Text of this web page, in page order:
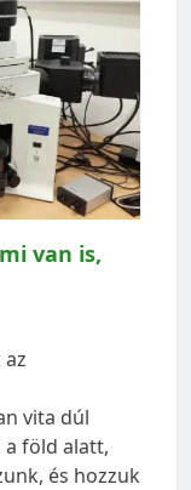
van is,
vita dúl
föld alatt,
és hozzuk